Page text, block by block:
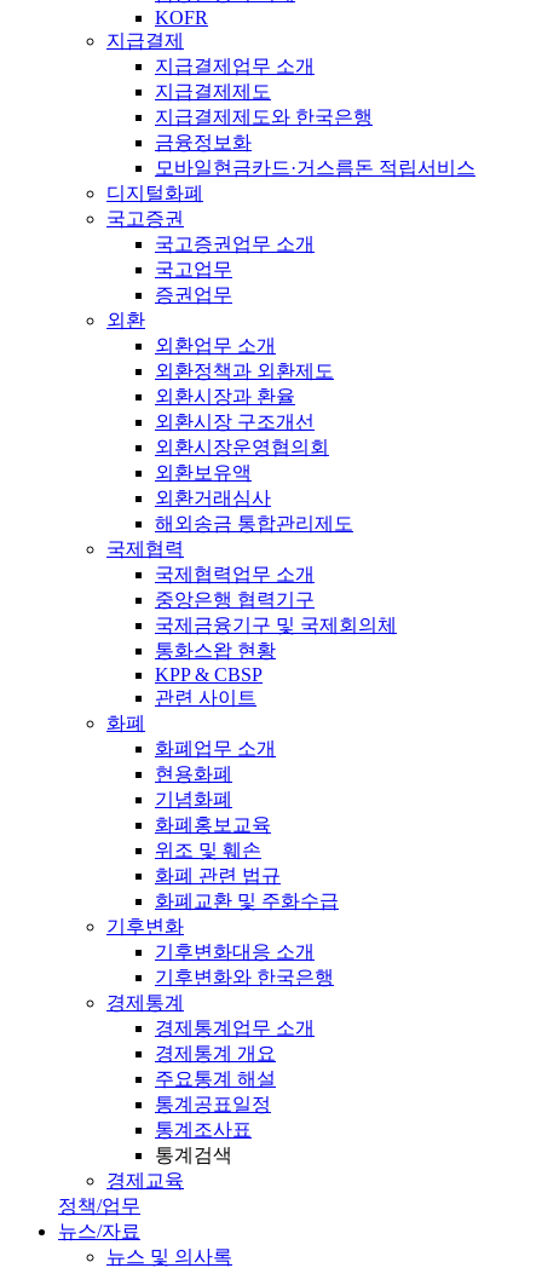
KOFR
지급결제
지급결제업무 소개
지급결제제도
지급결제제도와 한국은행
금융정보화
모바일현금카드·거스름돈 적립서비스
디지털화폐
국고증권
국고증권업무 소개
국고업무
증권업무
외환
외환업무 소개
외환정책과 외환제도
외환시장과 환율
외환시장 구조개선
외환시장운영협의회
외환보유액
외환거래심사
해외송금 통합관리제도
국제협력
국제협력업무 소개
중앙은행 협력기구
국제금융기구 및 국제회의체
통화스왑 현황
KPP & CBSP
관련 사이트
화폐
화폐업무 소개
현용화폐
기념화폐
화폐홍보교육
위조 및 훼손
화폐 관련 법규
화폐교환 및 주화수급
기후변화
기후변화대응 소개
기후변화와 한국은행
경제통계
경제통계업무 소개
경제통계 개요
주요통계 해설
통계공표일정
통계조사표
통계검색
경제교육
정책/업무
뉴스/자료
뉴스 및 의사록